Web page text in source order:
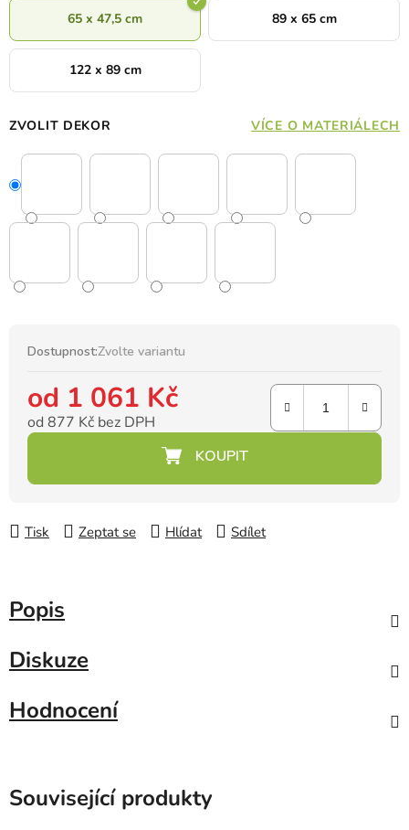
65 x 47,5 cm 89 x 65 cm
122 x 89 cm
ZVOLIT DEKOR VÍCE O MATERIÁLECH
Dostupnost:Zvolte variantu
od 1 061 Kč
od 877 Kč bez DPH
Tisk Zeptat se Hlídat Sdílet
Popis
Diskuze
Hodnocení
Související produkty